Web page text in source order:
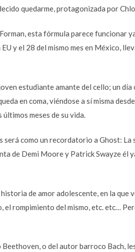
quedarme, protagonizada por
esta fórmula parece funcionar
y el 28 del mismo mes en México,
estudiante amante del cello; un día
en coma, viéndose a sí misma
meses de su vida.
será como un recordatorio a Ghost: La
de Demi Moore y Patrick Swayze él
de amor adolescente, en la
el rompimiento del mismo, etc. etc…
o del autor barroco Bach,